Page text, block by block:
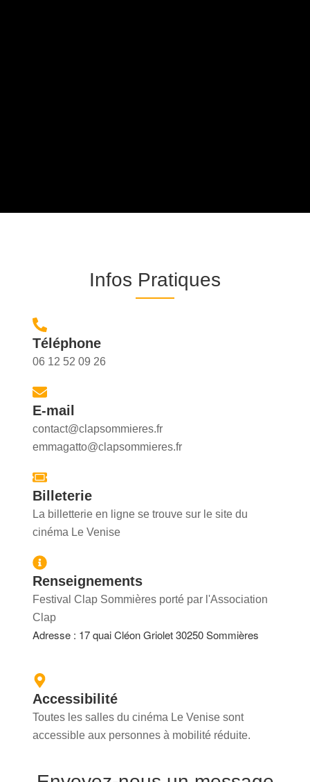
Infos Pratiques
Téléphone
06 12 52 09 26
E-mail
contact@clapsommieres.fr
emmagatto@clapsommieres.fr
Billeterie
La billetterie en ligne se trouve sur le site du
cinéma Le Venise
Renseignements
Festival Clap Sommières porté par l'Association
Clap
Adresse : 17 quai Cléon Griolet 30250 Sommières
Accessibilité
Toutes les salles du cinéma Le Venise sont
accessible aux personnes à mobilité réduite.